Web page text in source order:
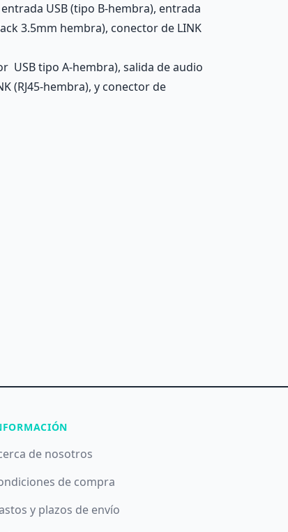
USB (tipo B-hembra), entrada
3.5mm hembra), conector de LINK
USB tipo A-hembra), salida de audio
(RJ45-hembra), y conector de
de nosotros
de compra
y plazos de envío